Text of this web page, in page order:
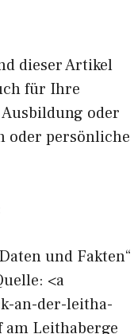
dieser Artikel
für Ihre
oder
oder persönliche
und Fakten“
<a
an-der-leitha-
Leithaberge